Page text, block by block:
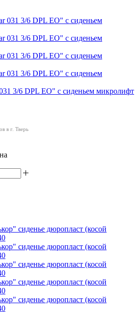
3/6 DPL EO" с сиденьем микролифт
в г. Тверь